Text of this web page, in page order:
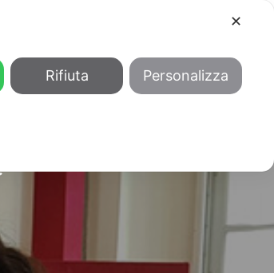
✕
Rifiuta Personalizza